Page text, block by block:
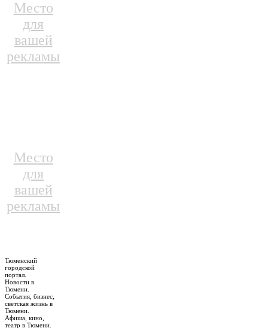
Место
для
вашей
рекламы
Место
для
вашей
рекламы
Тюменский
городской
портал.
Новости в
Тюмени.
События, бизнес,
светская жизнь в
Тюмени.
Афиша, кино,
театр в Тюмени.